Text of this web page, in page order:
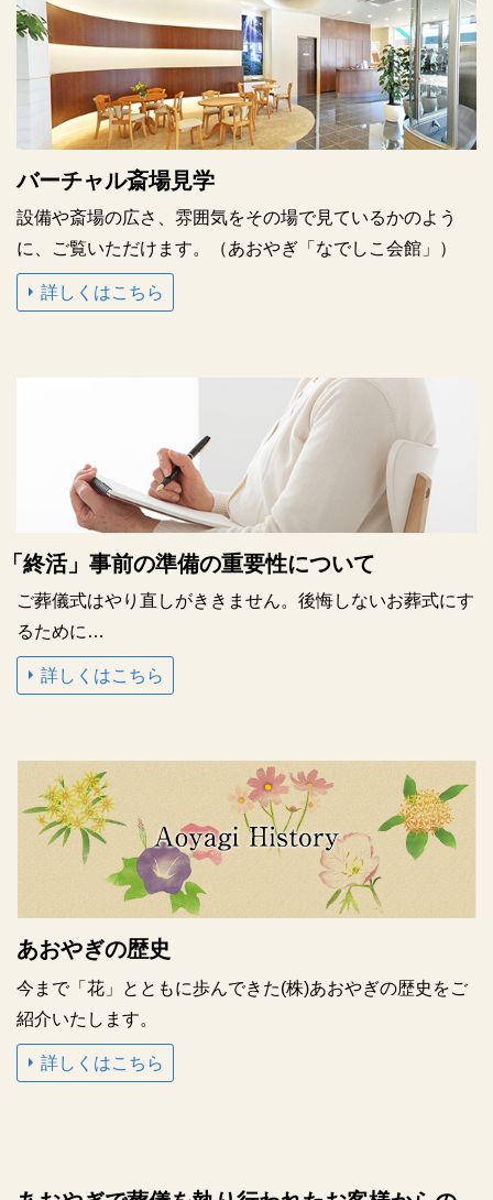
バーチャル斎場見学
設備や斎場の広さ、雰囲気をその場で見ているかのよう
に、ご覧いただけます。
（あおやぎ「なでしこ会館」）
詳しくはこちら
「終活」 事前の準備の重要性について
ご葬儀式はやり直しがききません。後悔しないお葬式にす
るために…
詳しくはこちら
あおやぎの歴史
今まで「花」とともに歩んできた(株)あおやぎの歴史をご
紹介いたします。
詳しくはこちら